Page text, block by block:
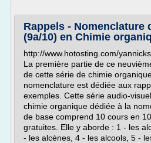
Rappels - Nomenclature
(9a/10) en Chimie
http://www.hotosting.com/
La première partie de ce
de cette série de chimie
nomenclature est dédiée aux
exemples. Cette série audio-
chimie organique dédiée à la
de base comprend 10 cours en
gratuites. Elle y aborde : 1 - les
- les alcènes, 4 - les alcools, 5 -